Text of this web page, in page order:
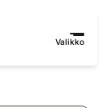
Valikko